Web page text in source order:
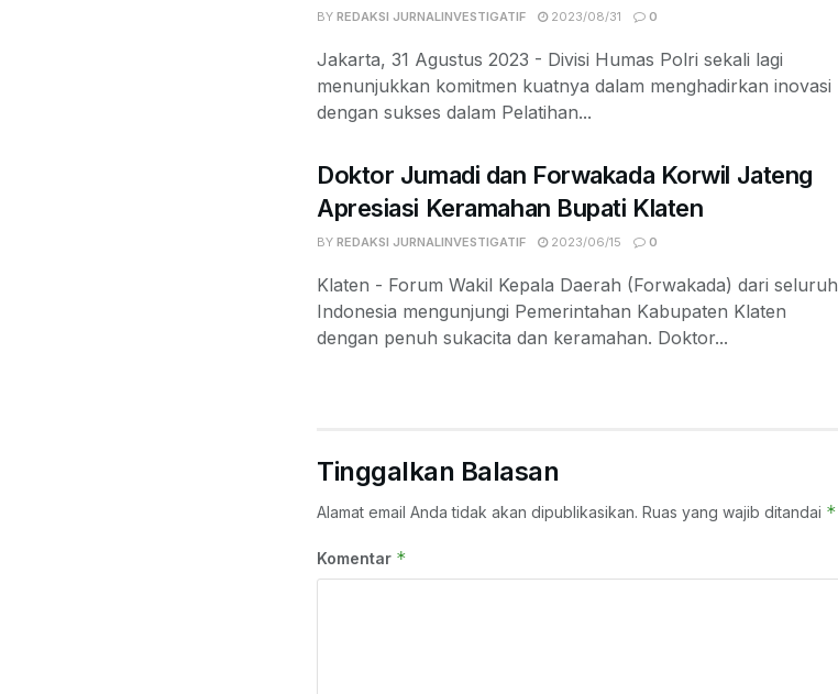
BY REDAKSI JURNALINVESTIGATIF 2023/08/31 0
Jakarta, 31 Agustus 2023 - Divisi Humas Polri sekali lagi
menunjukkan komitmen kuatnya dalam menghadirkan inovasi
dengan sukses dalam Pelatihan...
Doktor Jumadi dan Forwakada Korwil Jateng
Apresiasi Keramahan Bupati Klaten
BY REDAKSI JURNALINVESTIGATIF 2023/06/15 0
Klaten - Forum Wakil Kepala Daerah (Forwakada) dari seluruh
Indonesia mengunjungi Pemerintahan Kabupaten Klaten
dengan penuh sukacita dan keramahan. Doktor...
Tinggalkan Balasan
Alamat email Anda tidak akan dipublikasikan. Ruas yang wajib ditandai *
Komentar *